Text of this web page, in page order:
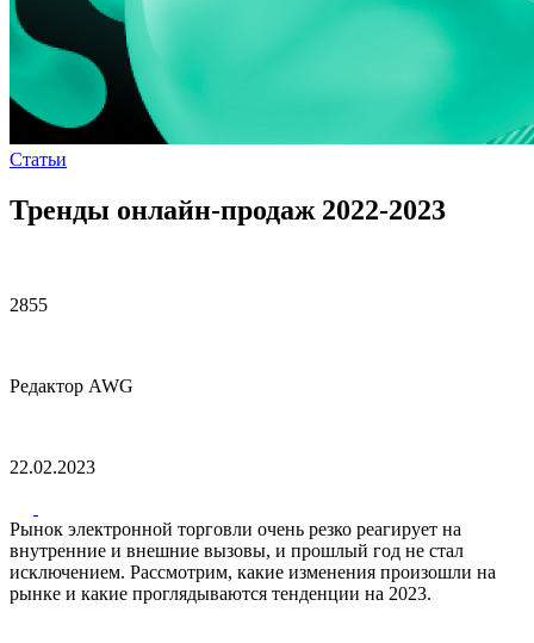
Статьи
Тренды онлайн-продаж 2022-2023
2855
Редактор AWG
22.02.2023
Рынок электронной торговли очень резко реагирует на
внутренние и внешние вызовы, и прошлый год не стал
исключением. Рассмотрим, какие изменения произошли на
рынке и какие проглядываются тенденции на 2023.